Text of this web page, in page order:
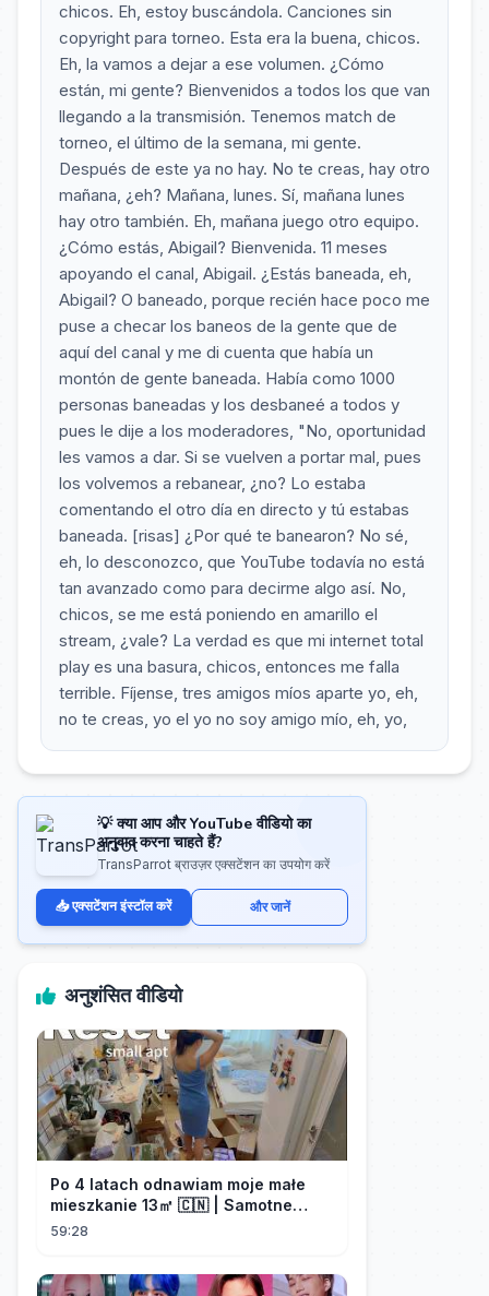
chicos. Eh, estoy buscándola. Canciones sin
copyright para torneo. Esta era la buena, chicos.
Eh, la vamos a dejar a ese volumen. ¿Cómo
están, mi gente? Bienvenidos a todos los que van
llegando a la transmisión. Tenemos match de
torneo, el último de la semana, mi gente.
Después de este ya no hay. No te creas, hay otro
mañana, ¿eh? Mañana, lunes. Sí, mañana lunes
hay otro también. Eh, mañana juego otro equipo.
¿Cómo estás, Abigail? Bienvenida. 11 meses
apoyando el canal, Abigail. ¿Estás baneada, eh,
Abigail? O baneado, porque recién hace poco me
puse a checar los baneos de la gente que de
aquí del canal y me di cuenta que había un
montón de gente baneada. Había como 1000
personas baneadas y los desbaneé a todos y
pues le dije a los moderadores, "No, oportunidad
les vamos a dar. Si se vuelven a portar mal, pues
los volvemos a rebanear, ¿no? Lo estaba
comentando el otro día en directo y tú estabas
baneada. [risas] ¿Por qué te banearon? No sé,
eh, lo desconozco, que YouTube todavía no está
tan avanzado como para decirme algo así. No,
chicos, se me está poniendo en amarillo el
stream, ¿vale? La verdad es que mi internet total
play es una basura, chicos, entonces me falla
terrible. Fíjense, tres amigos míos aparte yo, eh,
no te creas, yo el yo no soy amigo mío, eh, yo,
💡 क्या आप और YouTube वीडियो का
अनुवाद करना चाहते हैं?
TransParrot ब्राउज़र एक्सटेंशन का उपयोग करें
📥 एक्सटेंशन इंस्टॉल करें और जानें
अनुशंसित वीडियो
Po 4 latach odnawiam moje małe
mieszkanie 13㎡ 🇨🇳 | Samotne
życie w Chinach
59:28